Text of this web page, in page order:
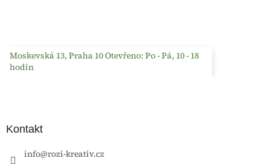
Moskevská 13, Praha 10 Otevřeno: Po - Pá, 10 - 18
hodin
Kontakt
info@rozi-kreativ.cz